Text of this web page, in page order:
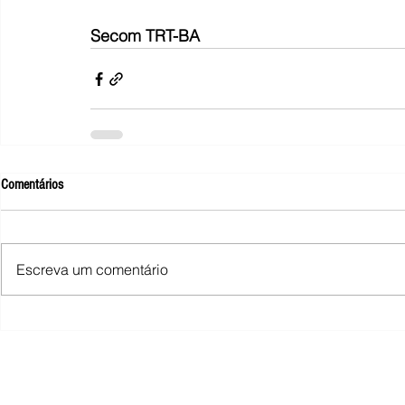
Secom TRT-BA
Comentários
Escreva um comentário